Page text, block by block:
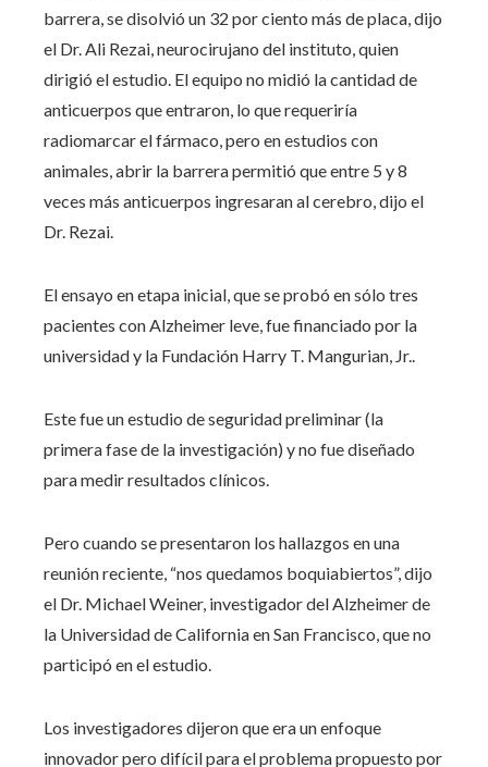
barrera, se disolvió un 32 por ciento más de placa, dijo
el Dr. Ali Rezai, neurocirujano del instituto, quien
dirigió el estudio. El equipo no midió la cantidad de
anticuerpos que entraron, lo que requeriría
radiomarcar el fármaco, pero en estudios con
animales, abrir la barrera permitió que entre 5 y 8
veces más anticuerpos ingresaran al cerebro, dijo el
Dr. Rezai.
El ensayo en etapa inicial, que se probó en sólo tres
pacientes con Alzheimer leve, fue financiado por la
universidad y la Fundación Harry T. Mangurian, Jr..
Este fue un estudio de seguridad preliminar (la
primera fase de la investigación) y no fue diseñado
para medir resultados clínicos.
Pero cuando se presentaron los hallazgos en una
reunión reciente, “nos quedamos boquiabiertos”, dijo
el Dr. Michael Weiner, investigador del Alzheimer de
la Universidad de California en San Francisco, que no
participó en el estudio.
Los investigadores dijeron que era un enfoque
innovador pero difícil para el problema propuesto por